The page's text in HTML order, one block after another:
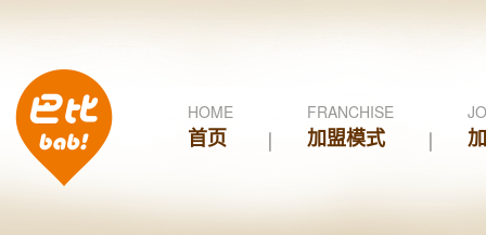
HOME
首页
FRANCHISE
加盟模式